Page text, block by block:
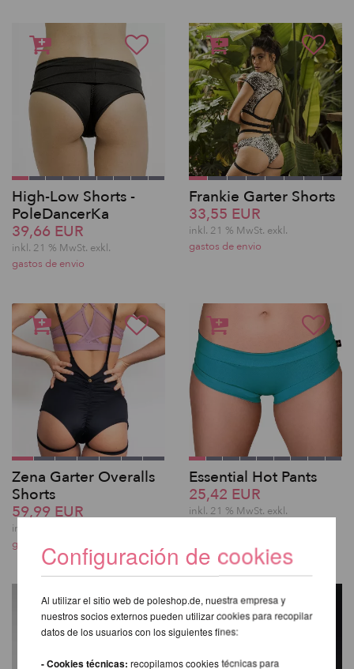
High-Low Shorts -
PoleDancerKa
39,66 EUR
inkl. 21 % MwSt. exkl.
gastos de envio
Frankie Garter Shorts
33,55 EUR
inkl. 21 % MwSt. exkl.
gastos de envio
Zena Garter Overalls
Shorts
59,99 EUR
inkl. 21 % MwSt.
gastos de envio
Essential Hot Pants
25,42 EUR
inkl. 21 % MwSt. exkl.
Configuración de cookies
Al utilizar el sitio web de poleshop.de, nuestra empresa y
nuestros socios externos pueden utilizar cookies para recopilar
datos de los usuarios con los siguientes fines:
- Cookies técnicas:recopilamos cookies técnicas para